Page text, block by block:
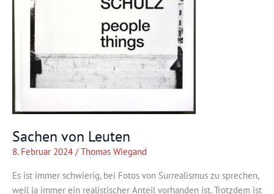
Sachen von Leuten
8. Februar 2024 /Thomas Wiegand
Es ist immer schwierig, bei Fotos von Surrealismus zu sprechen,
weil ja immer ein realistischer Anteil vorhanden ist. Trotzdem ist